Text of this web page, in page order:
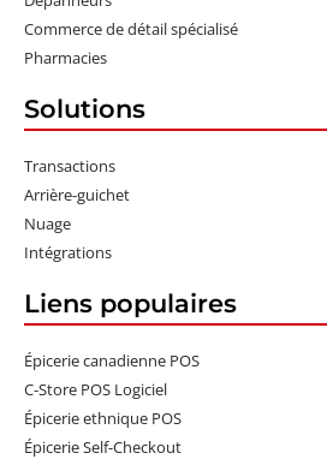
Commerce de détail spécialisé
Pharmacies
Solutions
Transactions
Arrière-guichet
Nuage
Intégrations
Liens populaires
Épicerie canadienne POS
C-Store POS Logiciel
Épicerie ethnique POS
Épicerie Self-Checkout